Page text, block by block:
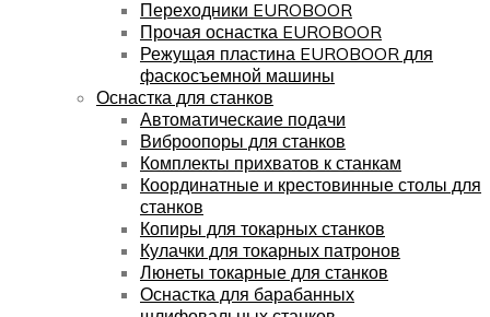
Переходники EUROBOOR
Прочая оснастка EUROBOOR
Режущая пластина EUROBOOR для
фаскосъемной машины
Оснастка для станков
Автоматическаие подачи
Виброопоры для станков
Комплекты прихватов к станкам
Координатные и крестовинные столы для
станков
Копиры для токарных станков
Кулачки для токарных патронов
Люнеты токарные для станков
Оснастка для барабанных